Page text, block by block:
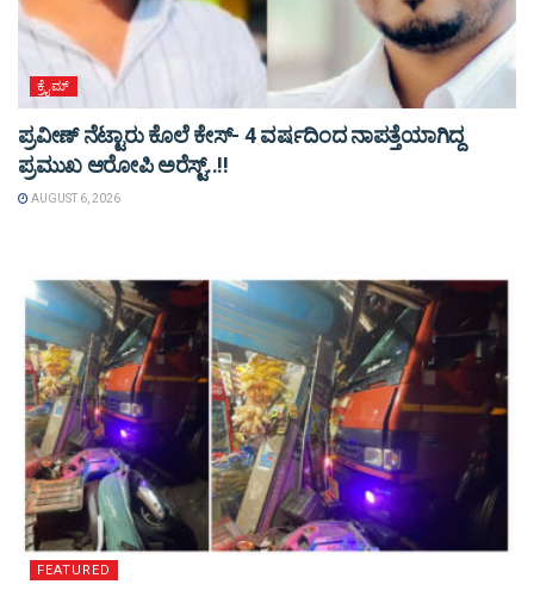
ಕ್ರೈಮ್
ಪ್ರವೀಣ್ ನೆಟ್ಟಾರು ಕೊಲೆ ಕೇಸ್‌- 4 ವರ್ಷದಿಂದ ನಾಪತ್ತೆಯಾಗಿದ್ದ
ಪ್ರಮುಖ ಆರೋಪಿ ಅರೆಸ್ಟ್‌..!!
AUGUST 6, 2026
FEATURED